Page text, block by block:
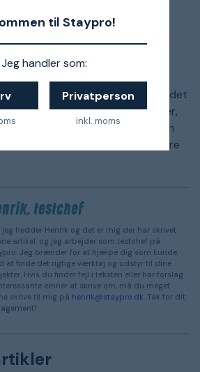
til Staypro!
Jeg handler som:
Privatperson
inkl. moms
en lavere TPI.
bedre?
så du må regne med at
anden. Det betyder dog ikke, at det
pakke med de billigste klinger,
siger man, at man får, hvad man
ofte kan betale sig at købe bedre
testchef
jeg hedder Henrik og det er mig der har skrivet
artikel, og jeg arbejder som testchef på
Jeg brænder for at hjælpe dig som kunde,
at finde det rigtige værktøj og udstyr til dine
Hvis du finder fejl i teksten eller har forslag
emner at skrive om, må du meget
skrive til mig på henrik@staypro.dk . Tak for dit